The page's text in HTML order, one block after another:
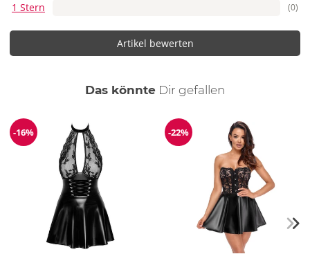
1 Stern (0)
Artikel bewerten
Das könnte Dir auch
gefallen
Reduzierung
-16% Reduzierung
-22%